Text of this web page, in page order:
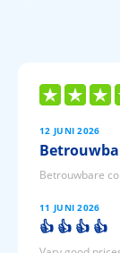
12 JUNI 2026
Betrouwbare
11 JUNI 2026
👍 👍 👍 👍